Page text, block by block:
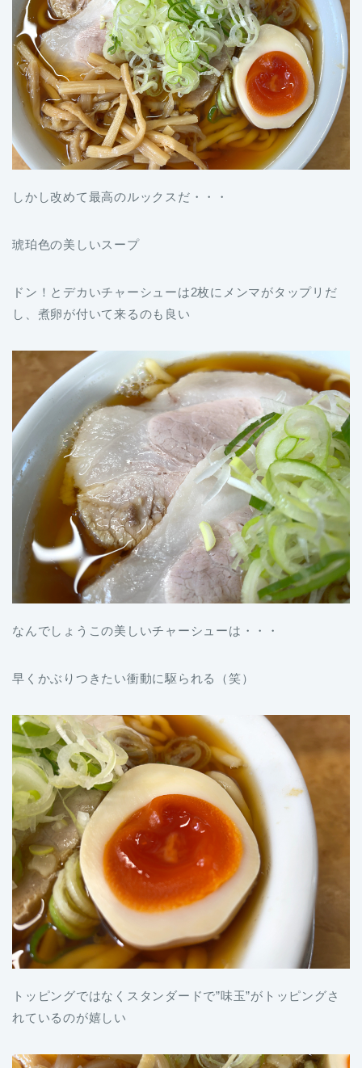
しかし改めて最高のルックスだ・・・
琥珀色の美しいスープ
ドン！とデカいチャーシューは2枚にメンマがタップリだ
し、煮卵が付いて来るのも良い
なんでしょうこの美しいチャーシューは・・・
早くかぶりつきたい衝動に駆られる（笑）
トッピングではなくスタンダードで”味玉”がトッピングさ
れているのが嬉しい